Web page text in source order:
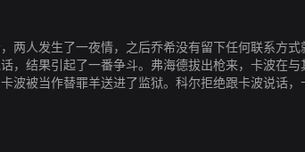
两人发生了一夜情，之后乔希没有留下任何联系方
，结果引起了一番争斗。弗海德拔出枪来，卡波在
波被当作替罪羊送进了监狱。科尔拒绝跟卡波说话